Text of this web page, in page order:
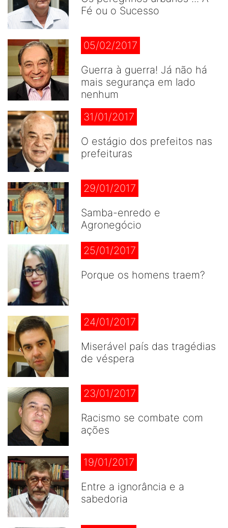
Fé ou o Sucesso
05/02/2017
Guerra à guerra! Já não há
mais segurança em lado
nenhum
31/01/2017
O estágio dos prefeitos nas
prefeituras
29/01/2017
Samba-enredo e
Agronegócio
25/01/2017
Porque os homens traem?
24/01/2017
Miserável país das tragédias
de véspera
23/01/2017
Racismo se combate com
ações
19/01/2017
Entre a ignorância e a
sabedoria